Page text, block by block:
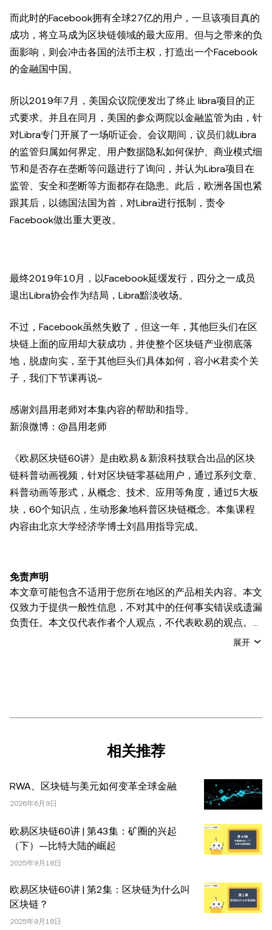
而此时的Facebook拥有全球27亿的用户，一旦该项目真的
成功，将立马成为区块链领域的最大应用。但与之带来的负
面影响，则会冲击各国的法币主权，打造出一个Facebook
的金融国中国。
所以2019年7月，美国众议院便发出了终止 libra项目的正
式要求。并且在同月，美国的参众两院以金融监管为由，针
对Libra专门开展了一场听证会。会议期间，议员们就Libra
的监管归属如何界定、用户数据隐私如何保护、商业模式细
节和是否存在垄断等问题进行了询问，并认为Libra项目在
监管、安全和垄断等方面都存在隐患。此后，欧洲各国也紧
跟其后，以德国法国为首，对Libra进行抵制，责令
Facebook做出重大更改。
最终2019年10月，以Facebook延缓发行，四分之一成员
退出Libra协会作为结局，Libra黯淡收场。
不过，Facebook虽然失败了，但这一年，其他巨头们在区
块链上面的应用却大获成功，并使整个区块链产业彻底落
地，脱虚向实，至于其他巨头们具体如何，容小K君卖个关
子，我们下节课再说~
感谢刘昌用老师对本集内容的帮助和指导。
新浪微博：@昌用老师
《欧易区块链60讲》是由欧易＆新浪科技联合出品的区块
链科普动画视频，针对区块链零基础用户，通过系列文章、
科普动画等形式，从概念、技术、应用等角度，通过5大板
块，60个知识点，生动形象地科普区块链概念。本集课程
内容由北京大学经济学博士刘昌用指导完成。
免责声明
本文章可能包含不适用于您所在地区的产品相关内容。本文
仅致力于提供一般性信息，不对其中的任何事实错误或遗漏
负责任。本文仅代表作者个人观点，不代表欧易的观点。
本文无意提供以下任何建议，包括但不限于：(i) 投资建议
计信息，如果有) 仅供一般参考之用。尽管我们在准备这些
数据和图表时已采取了所有合理的谨慎措施，但对于此处表
OKX。本文可以全文复制或分发，也可以使用本文 100 字
或更少的摘录，前提是此类使用是非商业性的。整篇文章的
OKX，经许可使用。”允许的摘录必须引用文章名称并包含
出处，例如“文章名称，[作者姓名 (如适用)]，© 2025
OKX”。部分内容可能由人工智能（AI）工具生成或辅助生
展开
相关推荐
RWA、区块链与美元如何变革全球金融
2026年6月9日
欧易区块链60讲 | 第43集：矿圈的兴起
（下）—比特大陆的崛起
2025年9月18日
欧易区块链60讲 | 第2集：区块链为什么叫
区块链？
2025年9月18日